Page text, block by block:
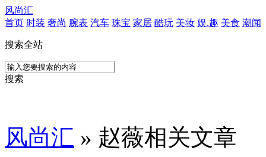
风尚汇
首页 时装 奢尚 腕表 汽车 珠宝 家居 酷玩 美妆 娱.趣 美食 潮闻
搜索全站
搜索
风尚汇 » 赵薇相关文章